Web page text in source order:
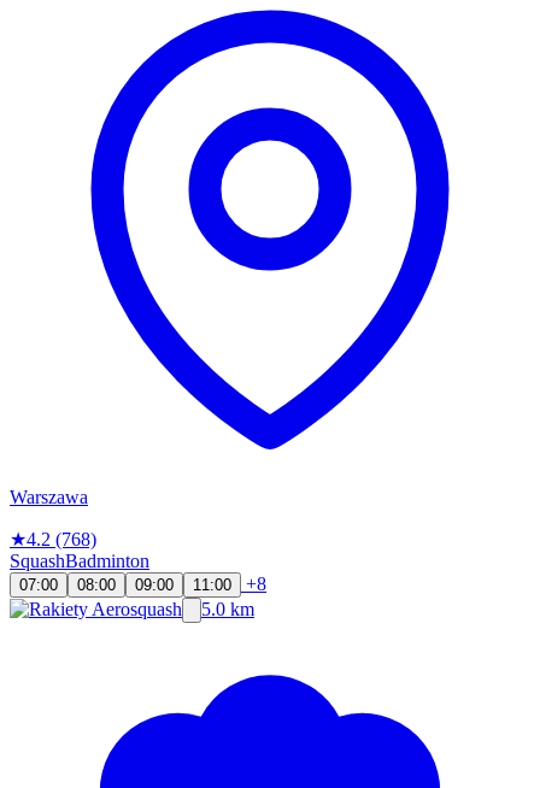
Warszawa
★4.2 (768)
SquashBadminton
07:00 08:00 09:00 11:00
+8
5.0 km